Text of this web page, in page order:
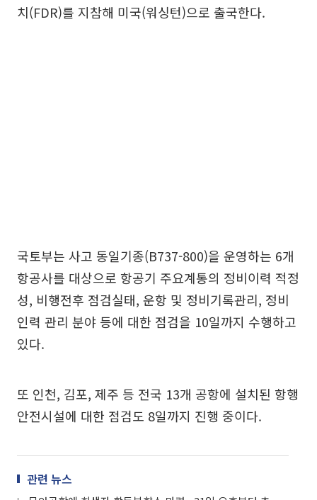
치(FDR)를 지참해 미국(워싱턴)으로 출국한다.
국토부는 사고 동일기종(B737-800)을 운영하는 6개
항공사를 대상으로 항공기 주요계통의 정비이력 적정
성, 비행전후 점검실태, 운항 및 정비기록관리, 정비
인력 관리 분야 등에 대한 점검을 10일까지 수행하고
있다.
또 인천, 김포, 제주 등 전국 13개 공항에 설치된 항행
안전시설에 대한 점검도 8일까지 진행 중이다.
관련 뉴스